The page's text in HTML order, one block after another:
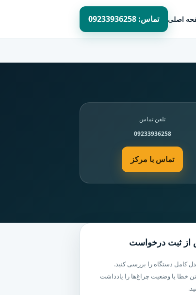
اصلی تماس: 09233936258
تلفن تماس
09233936258
تماس با مرکز
از ثبت درخواست
کامل دستگاه را بررسی کنید.
خطا یا وضعیت چراغ‌ها را یادداشت